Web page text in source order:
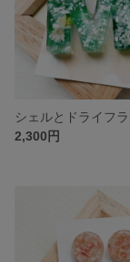
2,300円